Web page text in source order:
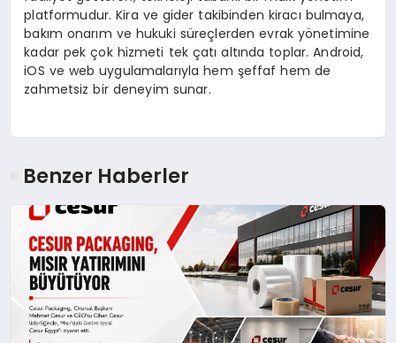
platformudur. Kira ve gider takibinden kiracı bulmaya,
bakım onarım ve hukuki süreçlerden evrak yönetimine
kadar pek çok hizmeti tek çatı altında toplar. Android,
iOS ve web uygulamalarıyla hem şeffaf hem de
zahmetsiz bir deneyim sunar.
Benzer Haberler